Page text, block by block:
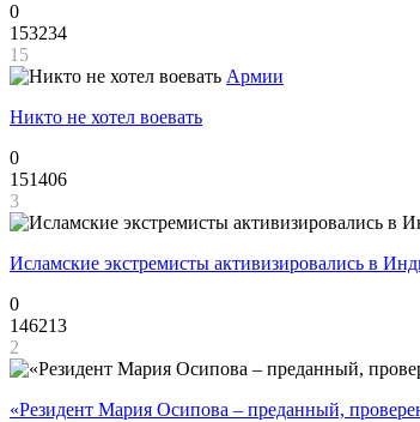
0
153234
15
Армии
Никто не хотел воевать
0
151406
3
Исламские экстремисты активизировались в
0
146213
2
«Резидент Мария Осипова – преданный,